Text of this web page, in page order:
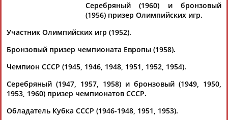
Татьяна
АББЯСОВА
Акжана
АБДИКАРИМОВА
Артур
АБДРАХМАНОВ
Серебряный (1960) и бронзовый
(1956) призер Олимпийских игр.
Участник Олимпийских игр (1952).
Бронзовый призер чемпионата Европы (1958).
Чемпион СССР (1945, 1946, 1948, 1951, 1952, 1954).
Серебряный (1947, 1957, 1958) и бронзовый (1949, 1950,
1953, 1960) призер чемпионатов СССР.
Обладатель Кубка СССР (1946-1948, 1951, 1953).